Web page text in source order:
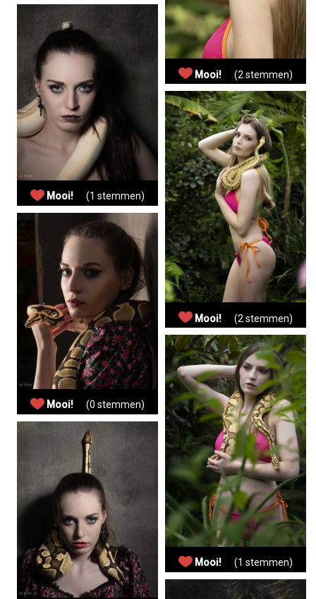
Mooi! (1 stemmen)
Mooi! (0 stemmen)
Mooi! (2 stemmen)
Mooi! (2 stemmen)
Mooi! (1 stemmen)